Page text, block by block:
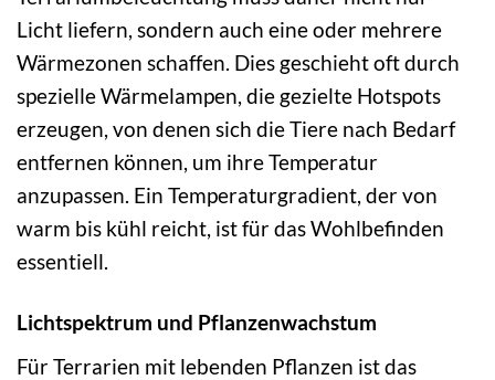
Licht liefern, sondern auch eine oder mehrere
Wärmezonen schaffen. Dies geschieht oft durch
spezielle Wärmelampen, die gezielte Hotspots
erzeugen, von denen sich die Tiere nach Bedarf
entfernen können, um ihre Temperatur
anzupassen. Ein Temperaturgradient, der von
warm bis kühl reicht, ist für das Wohlbefinden
essentiell.
Lichtspektrum und Pflanzenwachstum
Für Terrarien mit lebenden Pflanzen ist das